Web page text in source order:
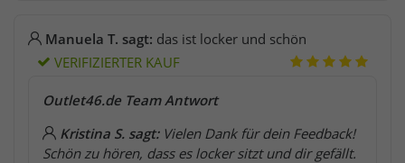
Manuela T. sagt: das ist locker und schön
VERIFIZIERTER KAUF
Outlet46.de Team Antwort
Kristina S. sagt: Vielen Dank für dein Feedback!
Schön zu hören, dass es locker sitzt und dir gefällt.